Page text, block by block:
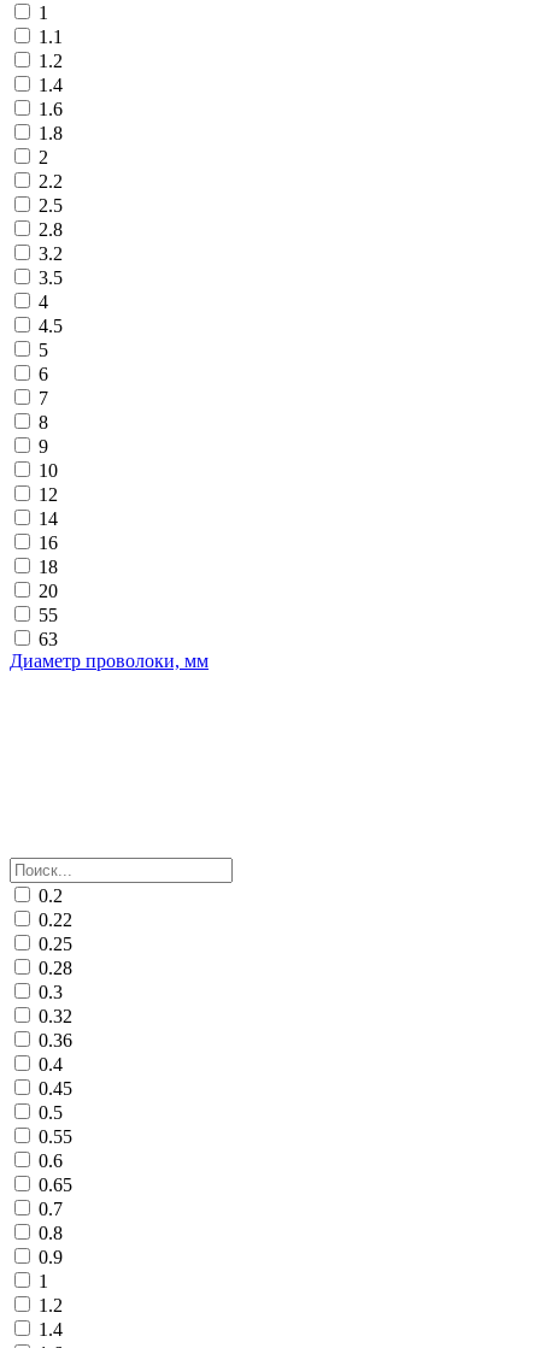
1
1.1
1.2
1.4
1.6
1.8
2
2.2
2.5
2.8
3.2
3.5
4
4.5
5
6
7
8
9
10
12
14
16
18
20
55
63
Диаметр проволоки, мм
0.2
0.22
0.25
0.28
0.3
0.32
0.36
0.4
0.45
0.5
0.55
0.6
0.65
0.7
0.8
0.9
1
1.2
1.4